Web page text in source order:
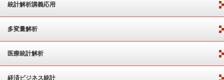
統計解析講義応用
多変量解析
医療統計解析
経済ビジネス統計